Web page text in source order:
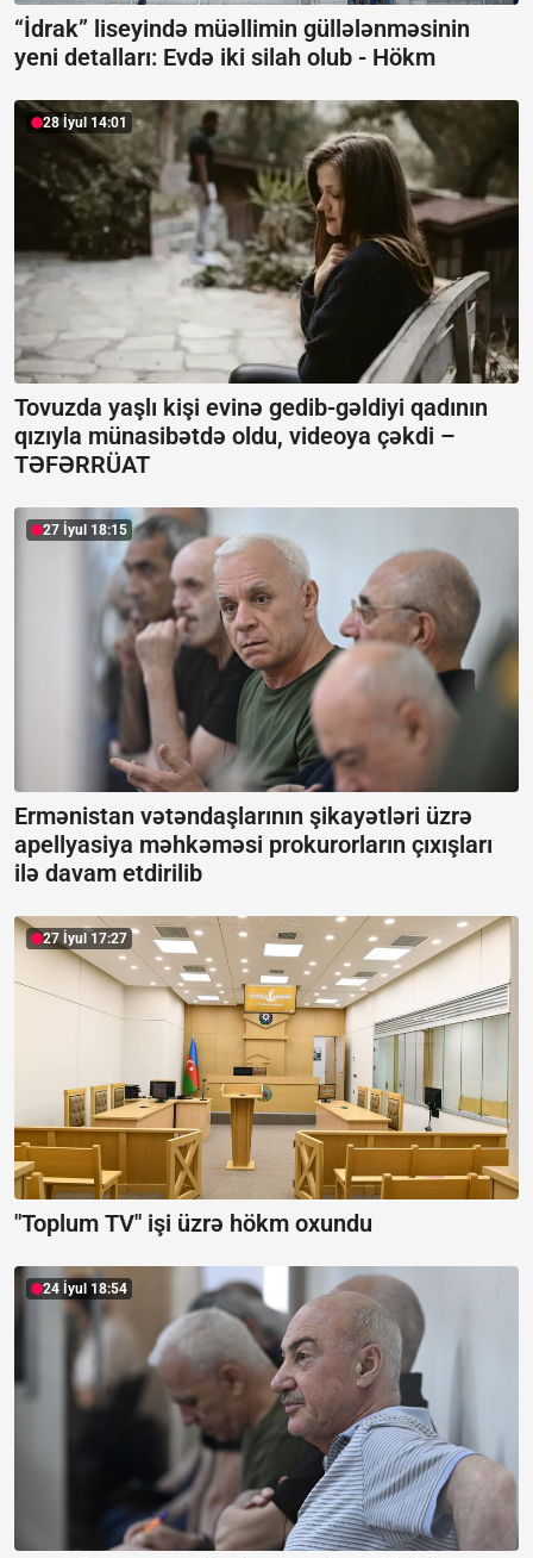
“İdrak” liseyində müəllimin güllələnməsinin
yeni detalları: Evdə iki silah olub - Hökm
28 İyul 14:01
Tovuzda yaşlı kişi evinə gedib-gəldiyi qadının
qızıyla münasibətdə oldu, videoya çəkdi –
TƏFƏRRÜAT
27 İyul 18:15
Ermənistan vətəndaşlarının şikayətləri üzrə
apellyasiya məhkəməsi prokurorların çıxışları
ilə davam etdirilib
27 İyul 17:27
"Toplum TV" işi üzrə hökm oxundu
24 İyul 18:54